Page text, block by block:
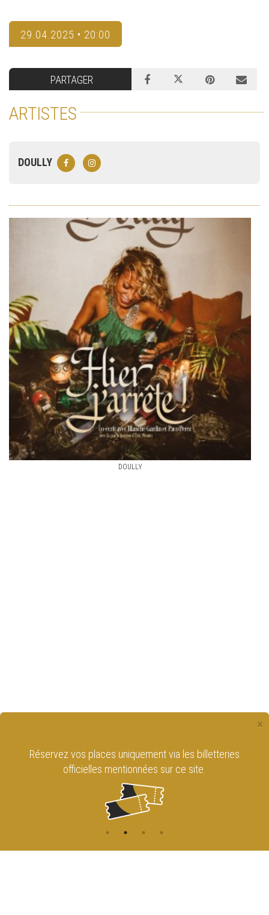
29.04.2025 • 20:00
PARTAGER
ARTISTES
DOULLY
DOULLY
×
Réservez vos places uniquement via les billetteries
officielles mentionnées sur ce site.